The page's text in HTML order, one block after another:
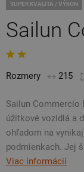
SUPER KVALITA / VÝKON
Sailun
Rozmery 215
Sailun Commercio
úžitkové vozidlá a
ohľadom na
podmienkach. Jej
Viac informácií